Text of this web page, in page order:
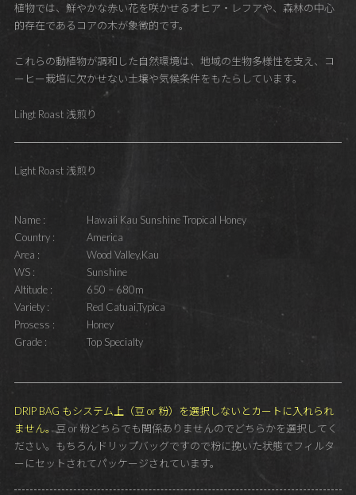
植物では、鮮やかな赤い花を咲かせるオヒア・レフアや、森林の中心
的存在であるコアの木が象徴的です。
これらの動植物が調和した自然環境は、地域の生物多様性を支え、コ
ーヒー栽培に欠かせない土壌や気候条件をもたらしています。
Lihgt Roast 浅煎り
Light Roast 浅煎り
Name :
Hawaii Kau Sunshine Tropical Honey
Country :
America
Area :
Wood Valley,Kau
WS :
Sunshine
Altitude :
650 – 680m
Variety :
Red Catuai,Typica
Prosess :
Honey
Grade :
Top Specialty
DRIP BAG もシステム上（豆 or 粉）を選択しないとカートに入れられ
ません。豆 or 粉どちらでも関係ありませんのでどちらかを選択してく
ださい。もちろんドリップバッグですので粉に挽いた状態でフィルタ
ーにセットされてパッケージされています。